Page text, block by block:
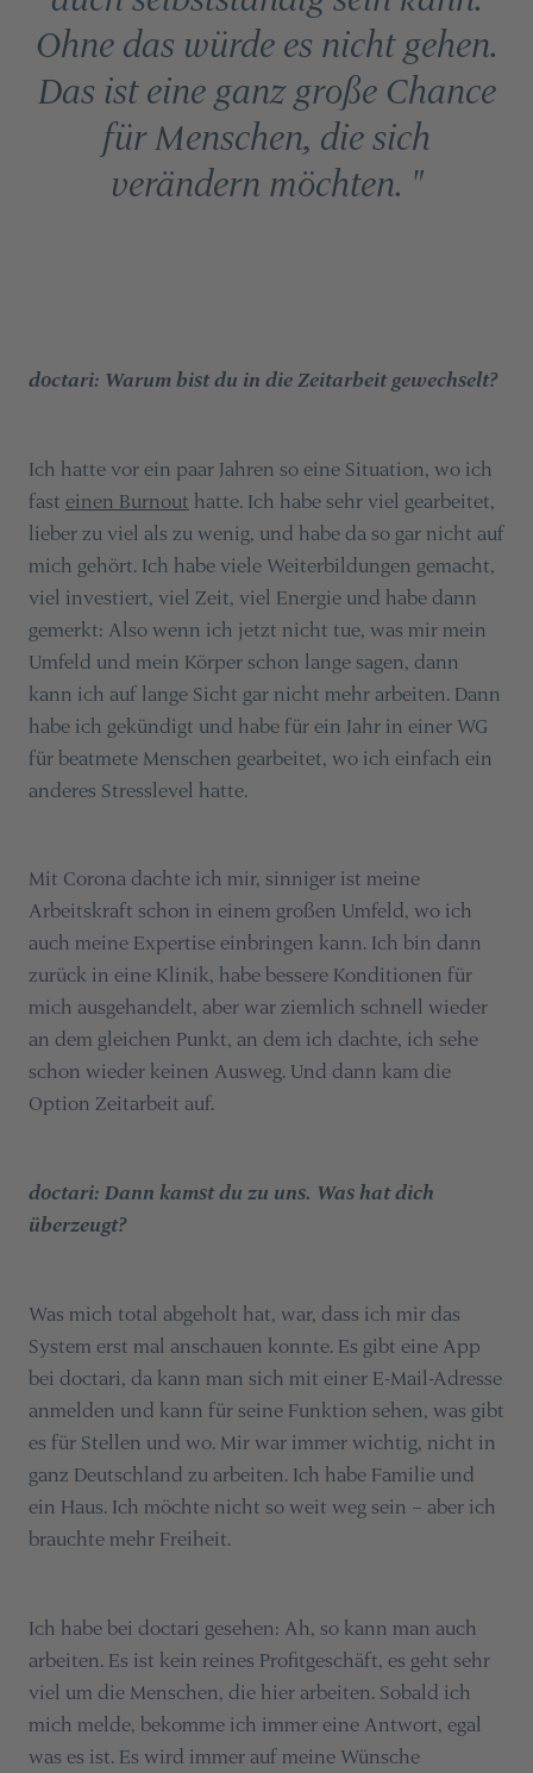
Ohne das würde es nicht gehen.
Das ist eine ganz große Chance
für Menschen, die sich
verändern möchten. "
doctari: Warum bist du in die Zeitarbeit gewechselt?
Ich hatte vor ein paar Jahren so eine Situation, wo ich
fast einen Burnout hatte. Ich habe sehr viel gearbeitet,
lieber zu viel als zu wenig, und habe da so gar nicht auf
mich gehört. Ich habe viele Weiterbildungen gemacht,
viel investiert, viel Zeit, viel Energie und habe dann
gemerkt: Also wenn ich jetzt nicht tue, was mir mein
Umfeld und mein Körper schon lange sagen, dann
kann ich auf lange Sicht gar nicht mehr arbeiten. Dann
habe ich gekündigt und habe für ein Jahr in einer WG
für beatmete Menschen gearbeitet, wo ich einfach ein
anderes Stresslevel hatte.
Mit Corona dachte ich mir, sinniger ist meine
Arbeitskraft schon in einem großen Umfeld, wo ich
auch meine Expertise einbringen kann. Ich bin dann
zurück in eine Klinik, habe bessere Konditionen für
mich ausgehandelt, aber war ziemlich schnell wieder
an dem gleichen Punkt, an dem ich dachte, ich sehe
schon wieder keinen Ausweg. Und dann kam die
Option Zeitarbeit auf.
doctari: Dann kamst du zu uns. Was hat dich
überzeugt?
Was mich total abgeholt hat, war, dass ich mir das
System erst mal anschauen konnte. Es gibt eine App
bei doctari, da kann man sich mit einer E-Mail-Adresse
anmelden und kann für seine Funktion sehen, was gibt
es für Stellen und wo. Mir war immer wichtig, nicht in
ganz Deutschland zu arbeiten. Ich habe Familie und
ein Haus. Ich möchte nicht so weit weg sein – aber ich
brauchte mehr Freiheit.
Ich habe bei doctari gesehen: Ah, so kann man auch
arbeiten. Es ist kein reines Profitgeschäft, es geht sehr
viel um die Menschen, die hier arbeiten. Sobald ich
mich melde, bekomme ich immer eine Antwort, egal
was es ist. Es wird immer auf meine Wünsche